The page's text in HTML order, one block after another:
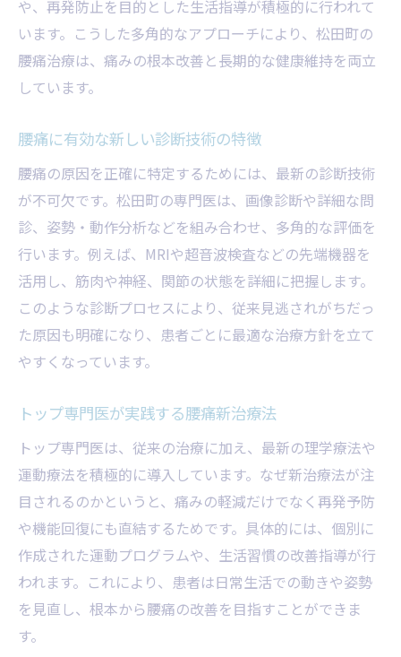
や、再発防止を目的とした生活指導が積極的に行われて
います。こうした多角的なアプローチにより、松田町の
腰痛治療は、痛みの根本改善と長期的な健康維持を両立
しています。
腰痛に有効な新しい診断技術の特徴
腰痛の原因を正確に特定するためには、最新の診断技術
が不可欠です。松田町の専門医は、画像診断や詳細な問
診、姿勢・動作分析などを組み合わせ、多角的な評価を
行います。例えば、MRIや超音波検査などの先端機器を
活用し、筋肉や神経、関節の状態を詳細に把握します。
このような診断プロセスにより、従来見逃されがちだっ
た原因も明確になり、患者ごとに最適な治療方針を立て
やすくなっています。
トップ専門医が実践する腰痛新治療法
トップ専門医は、従来の治療に加え、最新の理学療法や
運動療法を積極的に導入しています。なぜ新治療法が注
目されるのかというと、痛みの軽減だけでなく再発予防
や機能回復にも直結するためです。具体的には、個別に
作成された運動プログラムや、生活習慣の改善指導が行
われます。これにより、患者は日常生活での動きや姿勢
を見直し、根本から腰痛の改善を目指すことができま
す。